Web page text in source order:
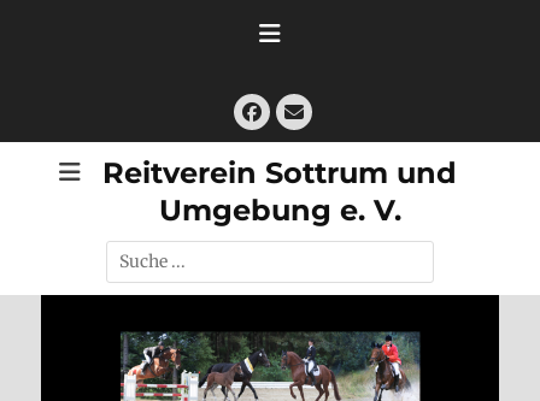
Facebook
E-
Mail
Reitverein Sottrum und
Umgebung e. V.
Suche
nach: